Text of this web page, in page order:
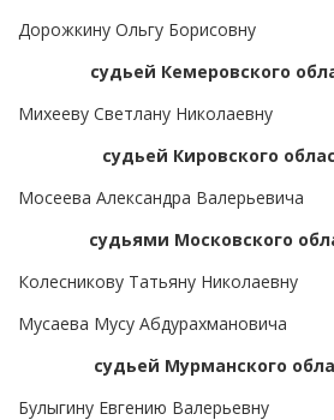
Дорожкину Ольгу Борисовну
судьей Кемеровского
Михееву Светлану Николаевну
судьей Кировского
Мосеева Александра Валерьевича
судьями Московского
Колесникову Татьяну Николаевну
Мусаева Мусу Абдурахмановича
судьей Мурманского
Булыгину Евгению Валерьевну